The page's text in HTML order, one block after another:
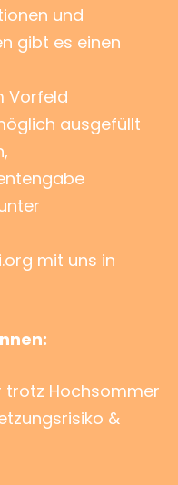
und
gibt es einen
Vorfeld
ausgefüllt
mit uns in
trotz Hochsommer
&